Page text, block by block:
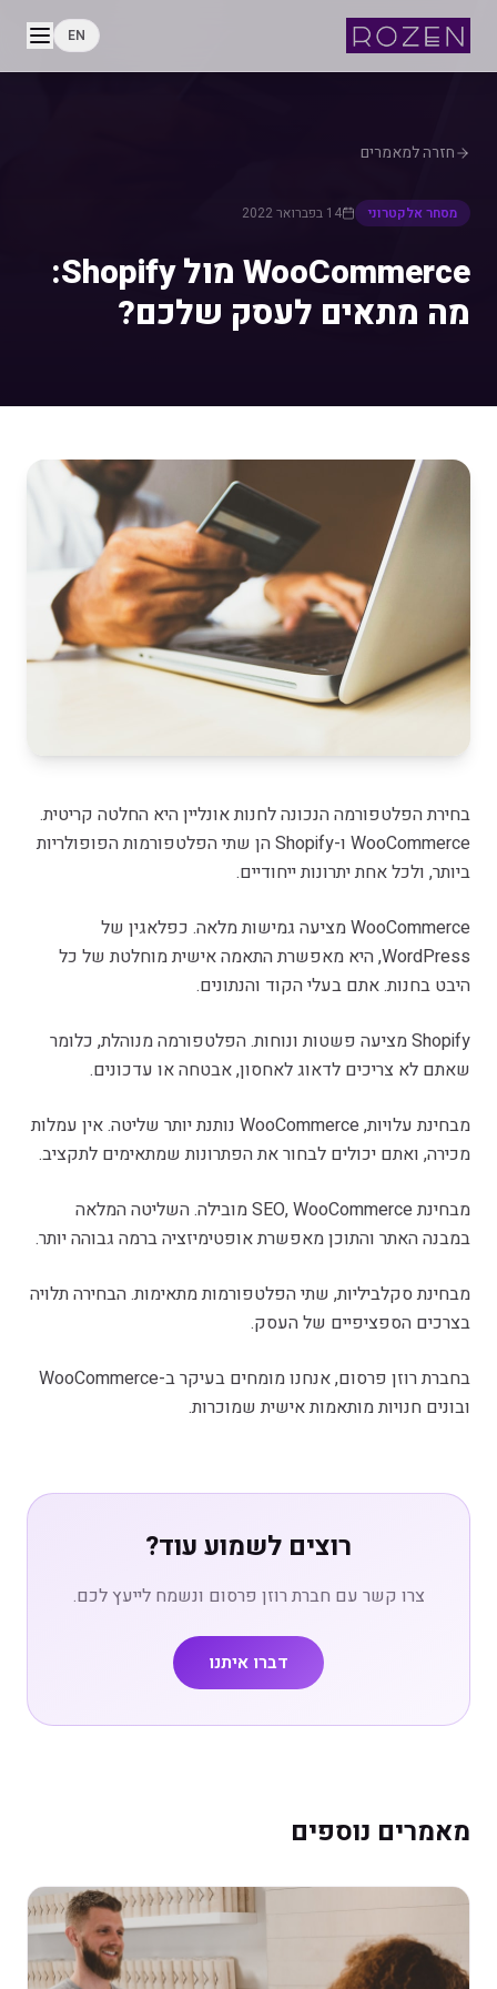
EN
חזרה למאמרים
מסחר אלקטרוני 14 בפברואר 2022
WooCommerce מול Shopify:
מה מתאים לעסק שלכם?
בחירת הפלטפורמה הנכונה לחנות אונליין היא החלטה קריטית.
WooCommerce ו-Shopify הן שתי הפלטפורמות הפופולריות
ביותר, ולכל אחת יתרונות ייחודיים.
WooCommerce מציעה גמישות מלאה. כפלאגין של
WordPress, היא מאפשרת התאמה אישית מוחלטת של כל
היבט בחנות. אתם בעלי הקוד והנתונים.
Shopify מציעה פשטות ונוחות. הפלטפורמה מנוהלת, כלומר
שאתם לא צריכים לדאוג לאחסון, אבטחה או עדכונים.
מבחינת עלויות, WooCommerce נותנת יותר שליטה. אין עמלות
מכירה, ואתם יכולים לבחור את הפתרונות שמתאימים לתקציב.
מבחינת SEO, WooCommerce מובילה. השליטה המלאה
במבנה האתר והתוכן מאפשרת אופטימיזציה ברמה גבוהה יותר.
מבחינת סקלביליות, שתי הפלטפורמות מתאימות. הבחירה תלויה
בצרכים הספציפיים של העסק.
בחברת רוזן פרסום, אנחנו מומחים בעיקר ב-WooCommerce
ובונים חנויות מותאמות אישית שמוכרות.
רוצים לשמוע עוד?
צרו קשר עם חברת רוזן פרסום ונשמח לייעץ לכם.
דברו איתנו
מאמרים נוספים